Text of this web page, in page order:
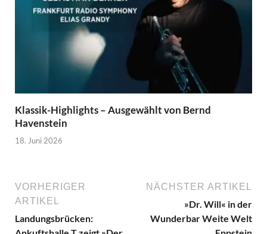
Klassik-Highlights – Ausgewählt von Bernd
Havenstein
18. Juni 2026
VORHERIGER
ARTIKEL
Landungsbrücken:
NÄCHSTER ARTIKEL
»Dr. Will« in der
Wunderbar Weite Welt